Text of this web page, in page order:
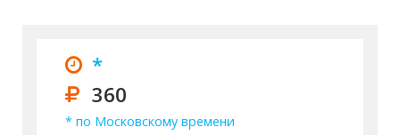
*
360
* по Московскому времени